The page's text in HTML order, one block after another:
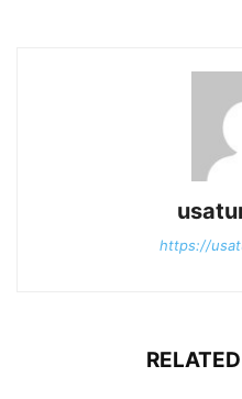
https://